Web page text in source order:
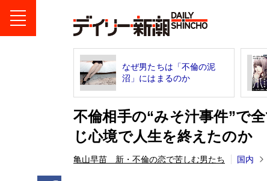
なぜ男たちは「不倫の泥
沼」にはまるのか
不倫相手の“みそ汁事件”で
じ心境で人生を終えたのか
亀山早苗 新・不倫の恋で苦しむ男たち 国内